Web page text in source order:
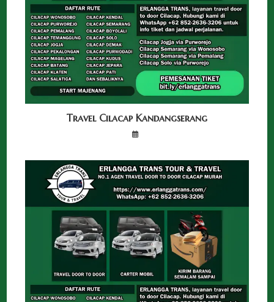
Travel Cilacap Kandangserang